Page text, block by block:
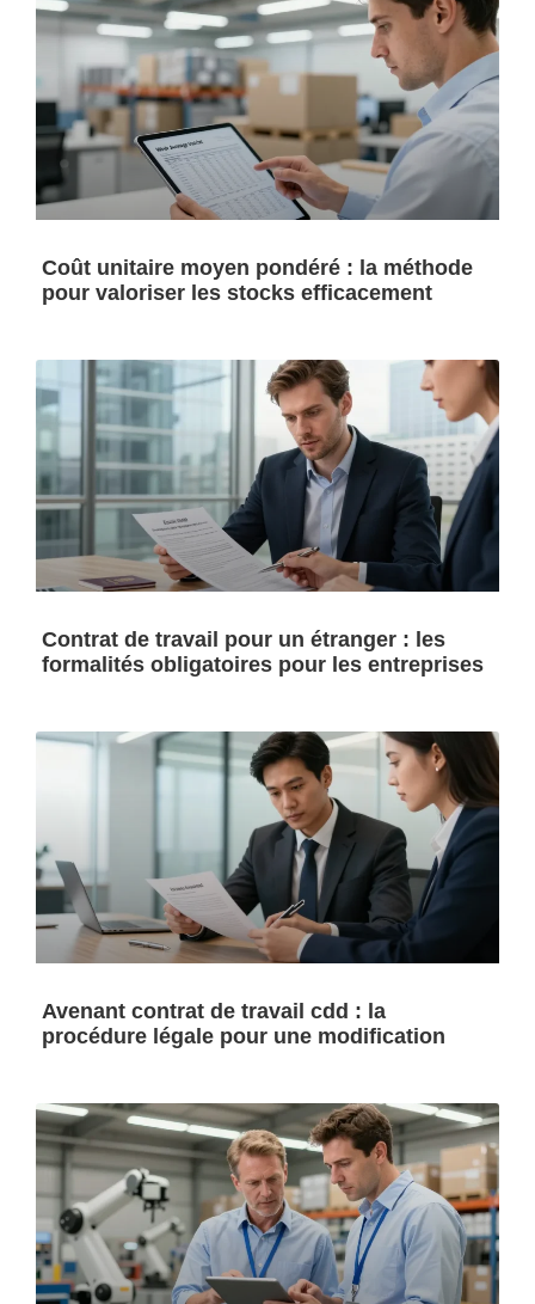
Coût unitaire moyen pondéré : la méthode
pour valoriser les stocks efficacement
Contrat de travail pour un étranger : les
formalités obligatoires pour les entreprises
Avenant contrat de travail cdd : la
procédure légale pour une modification